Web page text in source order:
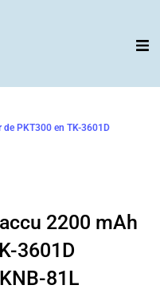
PKT300 en TK-3601D
2200 mAh
3601D
81L